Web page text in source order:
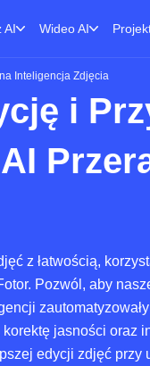
AI Wideo AI
Inteligencja Zdjęcia
i
z łatwością,
Pozwól, aby
jasności oraz
edycji zdjęć przy